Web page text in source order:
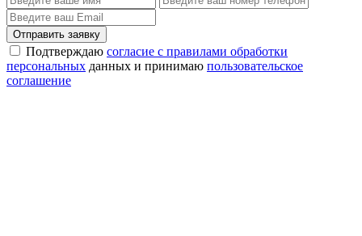
Отправить заявку
Подтверждаю согласие с правилами обработки
персональных данных и принимаю пользовательское
соглашение